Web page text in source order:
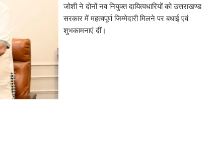
जोशी ने दोनों नव नियुक्त दायित्वधारियों को उत्तराखण्ड
सरकार में महत्वपूर्ण जिम्मेदारी मिलने पर बधाई एवं
शुभकामनाएं दीं।